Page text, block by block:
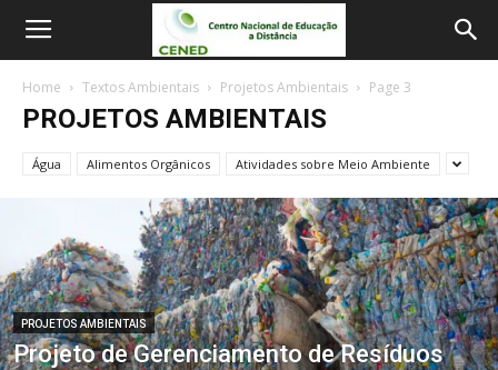
Home Textos Ambientais Projetos Ambientais Page 3
PROJETOS AMBIENTAIS
Água Alimentos Orgânicos Atividades sobre Meio Ambiente
PROJETOS AMBIENTAIS
Projeto de Gerenciamento de Resíduos